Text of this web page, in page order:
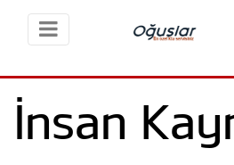
İnsan